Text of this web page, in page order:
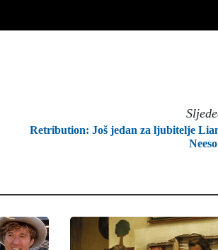
Retribution: Još jedan za ljubitelje